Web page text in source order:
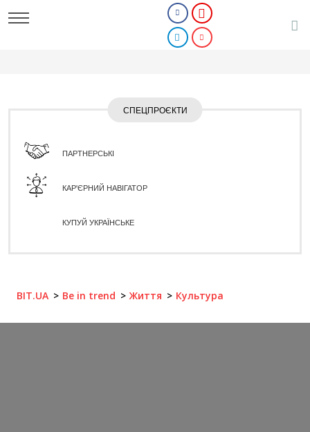
СПЕЦПРОЄКТИ
ПАРТНЕРСЬКІ
КАР'ЄРНИЙ НАВІГАТОР
КУПУЙ УКРАЇНСЬКЕ
BIT.UA Be in trend Життя Культура